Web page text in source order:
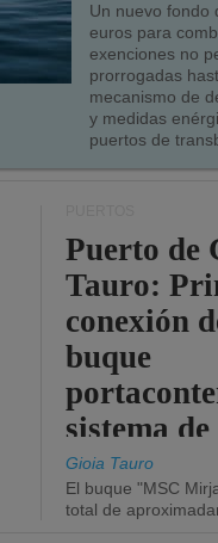
Un nuevo fondo
euros para
exenciones no
prorrogadas
mecanismo de
y medidas
puertos de
Puerto de
Tauro:
conexión
buque
sistema
la red
Gioia Tauro
El buque "MSC
total de